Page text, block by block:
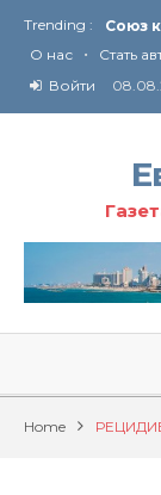
Trending :
О нас • Стать
Войти
Home